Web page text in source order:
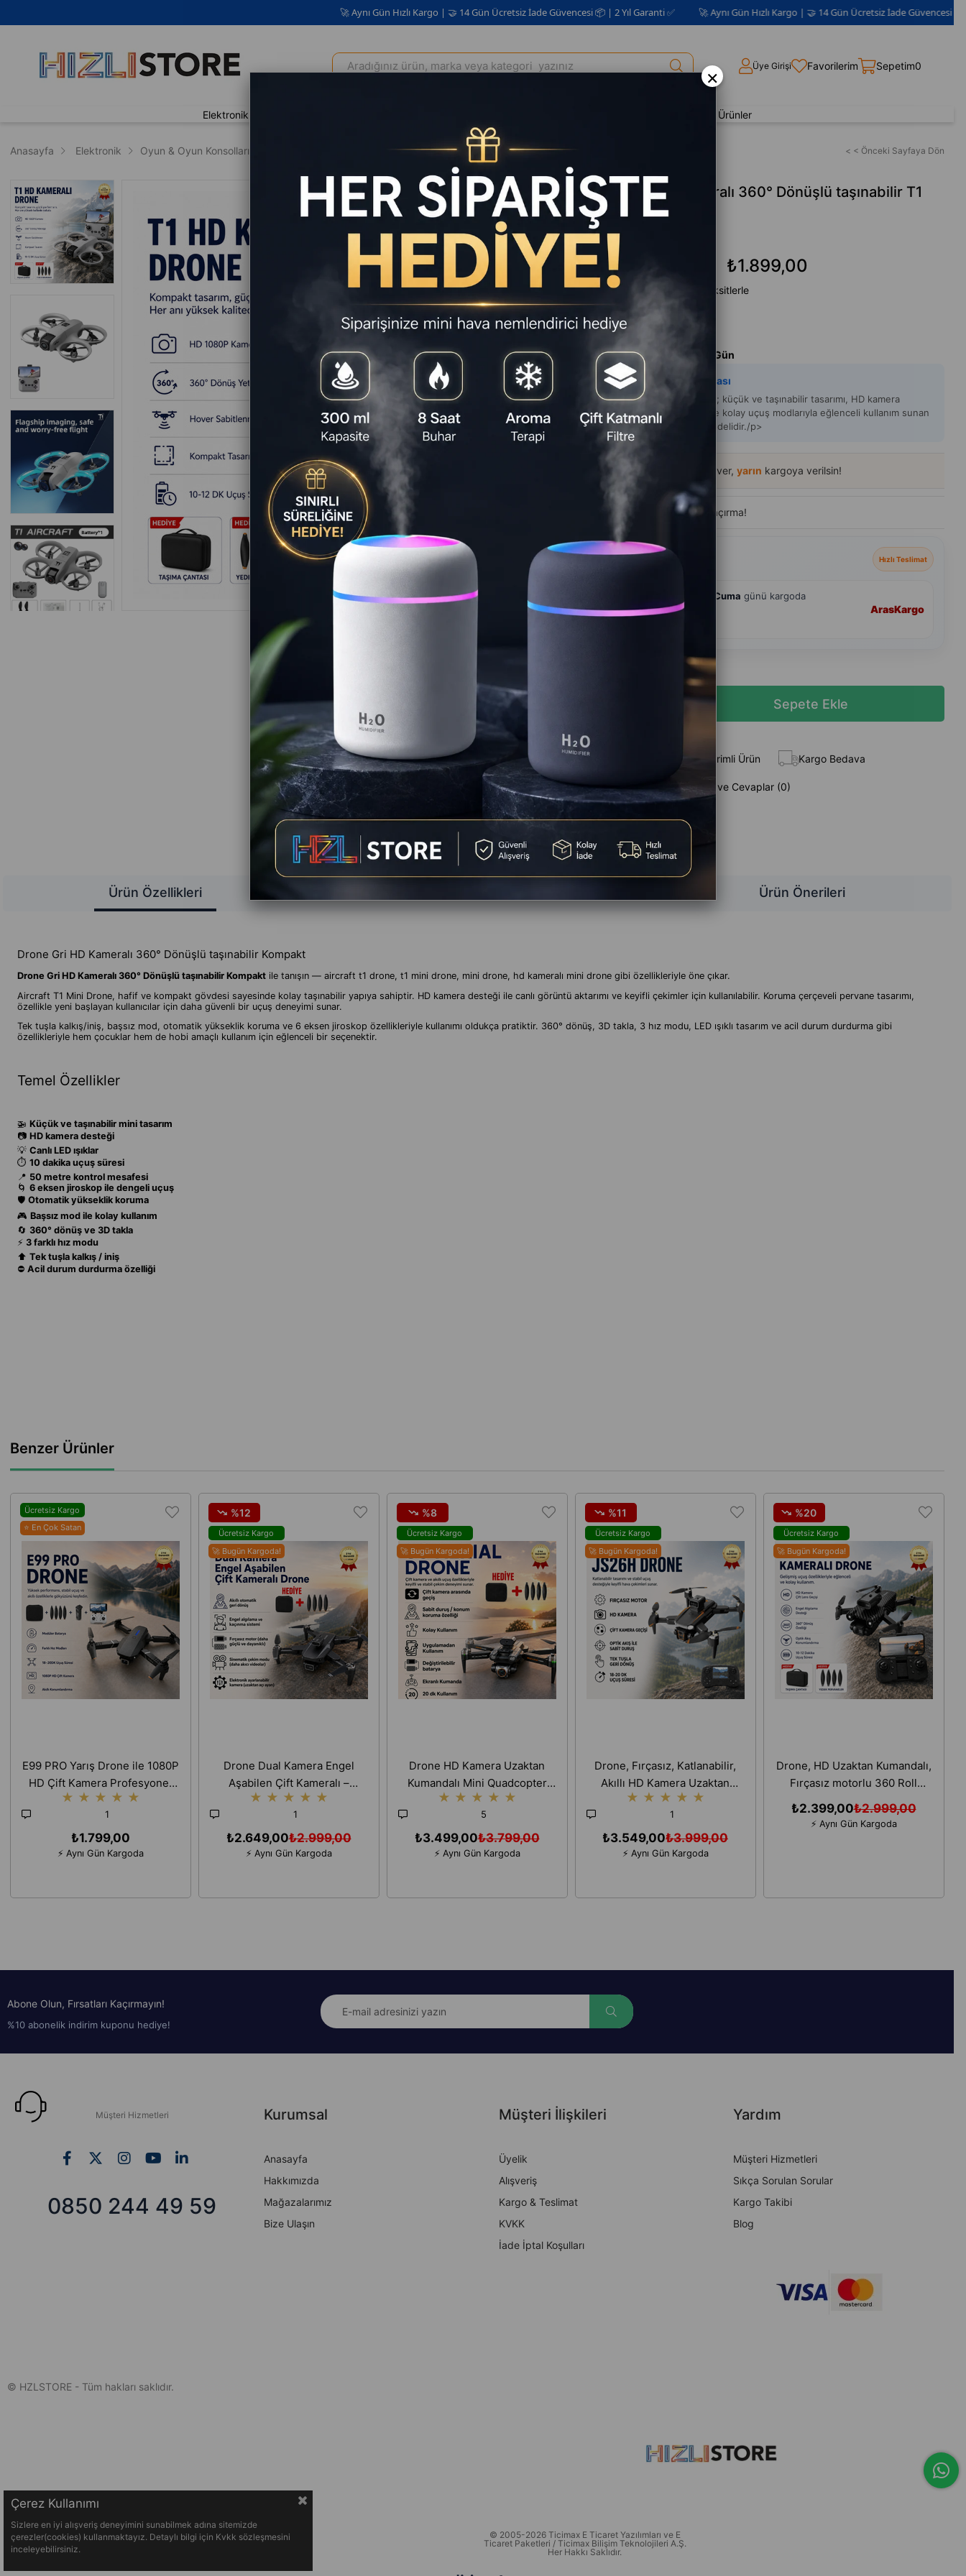
🚀 Aynı Gün Hızlı Kargo | 🤝 14 Gün Ücretsiz İade Güvencesi 📦 | 2 Yıl Garanti ✅ 🚀 Aynı Gün Hızlı Kargo | 🤝 14 Gün Ücretsiz İade Güvencesi 📦 | 2 Yıl
Üye Girişi Favorilerim Sepetim0
Elektronik Yenilenmiş Ürünler
Anasayfa Elektronik Oyun & Oyun Konsolları Drone Gri HD Kameralı 360° Dönüşlü taşınabilir T1 Drone < < Önceki Sayfaya Dön
Drone Gri HD Kameralı 360° Dönüşlü taşınabilir T1
Drone
30 ₺1.899,00
₺1.899,00 `den başlayan taksitlerle
Blue Inter
Tahmini Teslim Süresi
Aynı Gün
Yapay Zeka Açıklaması
Aircraft T1 Mini Drone; küçük ve taşınabilir tasarımı, HD kamera
desteği, LED ışıkları ve kolay uçuş modlarıyla eğlenceli kullanım sunan
kompakt bir drone modelidir./p>
18:22:15 içinde sipariş ver, yarın kargoya verilsin!
400+ kişi ziyaret etti
Hızlı Teslimat
🚚
7 Ağustos Cuma günü kargoda
Standart Teslimat
ArasKargo
İndirimli Ürün Kargo Bedava
Yorum Yaz Sorular (0) ve Cevaplar (0)
Ürün Özellikleri Ürün Önerileri
Drone Gri HD Kameralı 360° Dönüşlü taşınabilir Kompakt
Drone Gri HD Kameralı 360° Dönüşlü taşınabilir Kompaktile tanışın — aircraft t1 drone, t1 mini drone, mini drone, hd kameralı mini drone gibi özellikleriyle öne çıkar.
Aircraft T1 Mini Drone, hafif ve kompakt gövdesi sayesinde kolay taşınabilir yapıya sahiptir. HD kamera desteği ile canlı görüntü aktarımı ve keyifli çekimler için kullanılabilir. Koruma çerçeveli pervane tasarımı,
özellikle yeni başlayan kullanıcılar için daha güvenli bir uçuş deneyimi sunar.
Tek tuşla kalkış/iniş, başsız mod, otomatik yükseklik koruma ve 6 eksen jiroskop özellikleriyle kullanımı oldukça pratiktir. 360° dönüş, 3D takla, 3 hız modu, LED ışıklı tasarım ve acil durum durdurma gibi
özellikleriyle hem çocuklar hem de hobi amaçlı kullanım için eğlenceli bir seçenektir.
Temel Özellikler
🚁 Küçük ve taşınabilir mini tasarım
📷 HD kamera desteği
💡 Canlı LED ışıklar
⏱️ 10 dakika uçuş süresi
📍 50 metre kontrol mesafesi
🌀 6 eksen jiroskop ile dengeli uçuş
🛡️ Otomatik yükseklik koruma
🎮 Başsız mod ile kolay kullanım
🔄 360° dönüş ve 3D takla
⚡ 3 farklı hız modu
⬆️ Tek tuşla kalkış / iniş
⛔ Acil durum durdurma özelliği
Benzer Ürünler
E99 PRO Yarış Drone ile 1080P
HD Çift Kamera Profesyonel
Uzun Mesafe Mini Uzaktan
Kumandalı Uygulama
★ ★ ★ ★ ★
1
₺1.799,00
⚡ Aynı Gün Kargoda
Ücretsiz Kargo
⭐ En Çok Satan
Drone Dual Kamera Engel
Aşabilen Çift Kameralı –
Yüksek Çözünürlüklü Havadan
Görüntüleme Uzun Uçuş
★ ★ ★ ★ ★
1
₺2.649,00₺2.999,00
⚡ Aynı Gün Kargoda
%12
Ücretsiz Kargo
🚀 Bugün Kargoda!
Drone HD Kamera Uzaktan
Kumandalı Mini Quadcopter
Çocuklar İçin Uygun,
Katlanabilir, RC Drone
★ ★ ★ ★ ★
5
₺3.499,00₺3.799,00
⚡ Aynı Gün Kargoda
%8
Ücretsiz Kargo
🚀 Bugün Kargoda!
Drone, Fırçasız, Katlanabilir,
Akıllı HD Kamera Uzaktan
Kumandalı Drone
★ ★ ★ ★ ★
1
₺3.549,00₺3.999,00
⚡ Aynı Gün Kargoda
%11
Ücretsiz Kargo
🚀 Bugün Kargoda!
Drone, HD Uzaktan Kumandalı,
Fırçasız motorlu 360 Roll
Drone
₺2.399,00₺2.999,00
⚡ Aynı Gün Kargoda
%20
Ücretsiz Kargo
🚀 Bugün Kargoda!
Abone Olun, Fırsatları Kaçırmayın!
%10 abonelik indirim kuponu hediye!
Müşteri Hizmetleri
0850 244 49 59
Kurumsal
Anasayfa
Hakkımızda
Mağazalarımız
Bize Ulaşın
Müşteri İlişkileri
Üyelik
Alışveriş
Kargo & Teslimat
KVKK
İade İptal Koşulları
Yardım
Müşteri Hizmetleri
Sıkça Sorulan Sorular
Kargo Takibi
Blog
© HZLSTORE - Tüm hakları saklıdır.
© 2005-2026 Ticimax E Ticaret Yazılımları ve E
Ticaret Paketleri / Ticimax Bilişim Teknolojileri A.Ş.
Her Hakkı Saklıdır.
Çerez Kullanımı
Sizlere en iyi alışveriş deneyimini sunabilmek adına sitemizde
çerezler(cookies) kullanmaktayız. Detaylı bilgi için Kvkk sözleşmesini
inceleyebilirsiniz.
×